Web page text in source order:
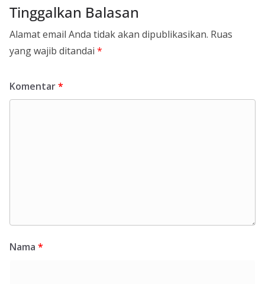
Tinggalkan Balasan
Alamat email Anda tidak akan dipublikasikan. Ruas
yang wajib ditandai *
Komentar*
Nama *